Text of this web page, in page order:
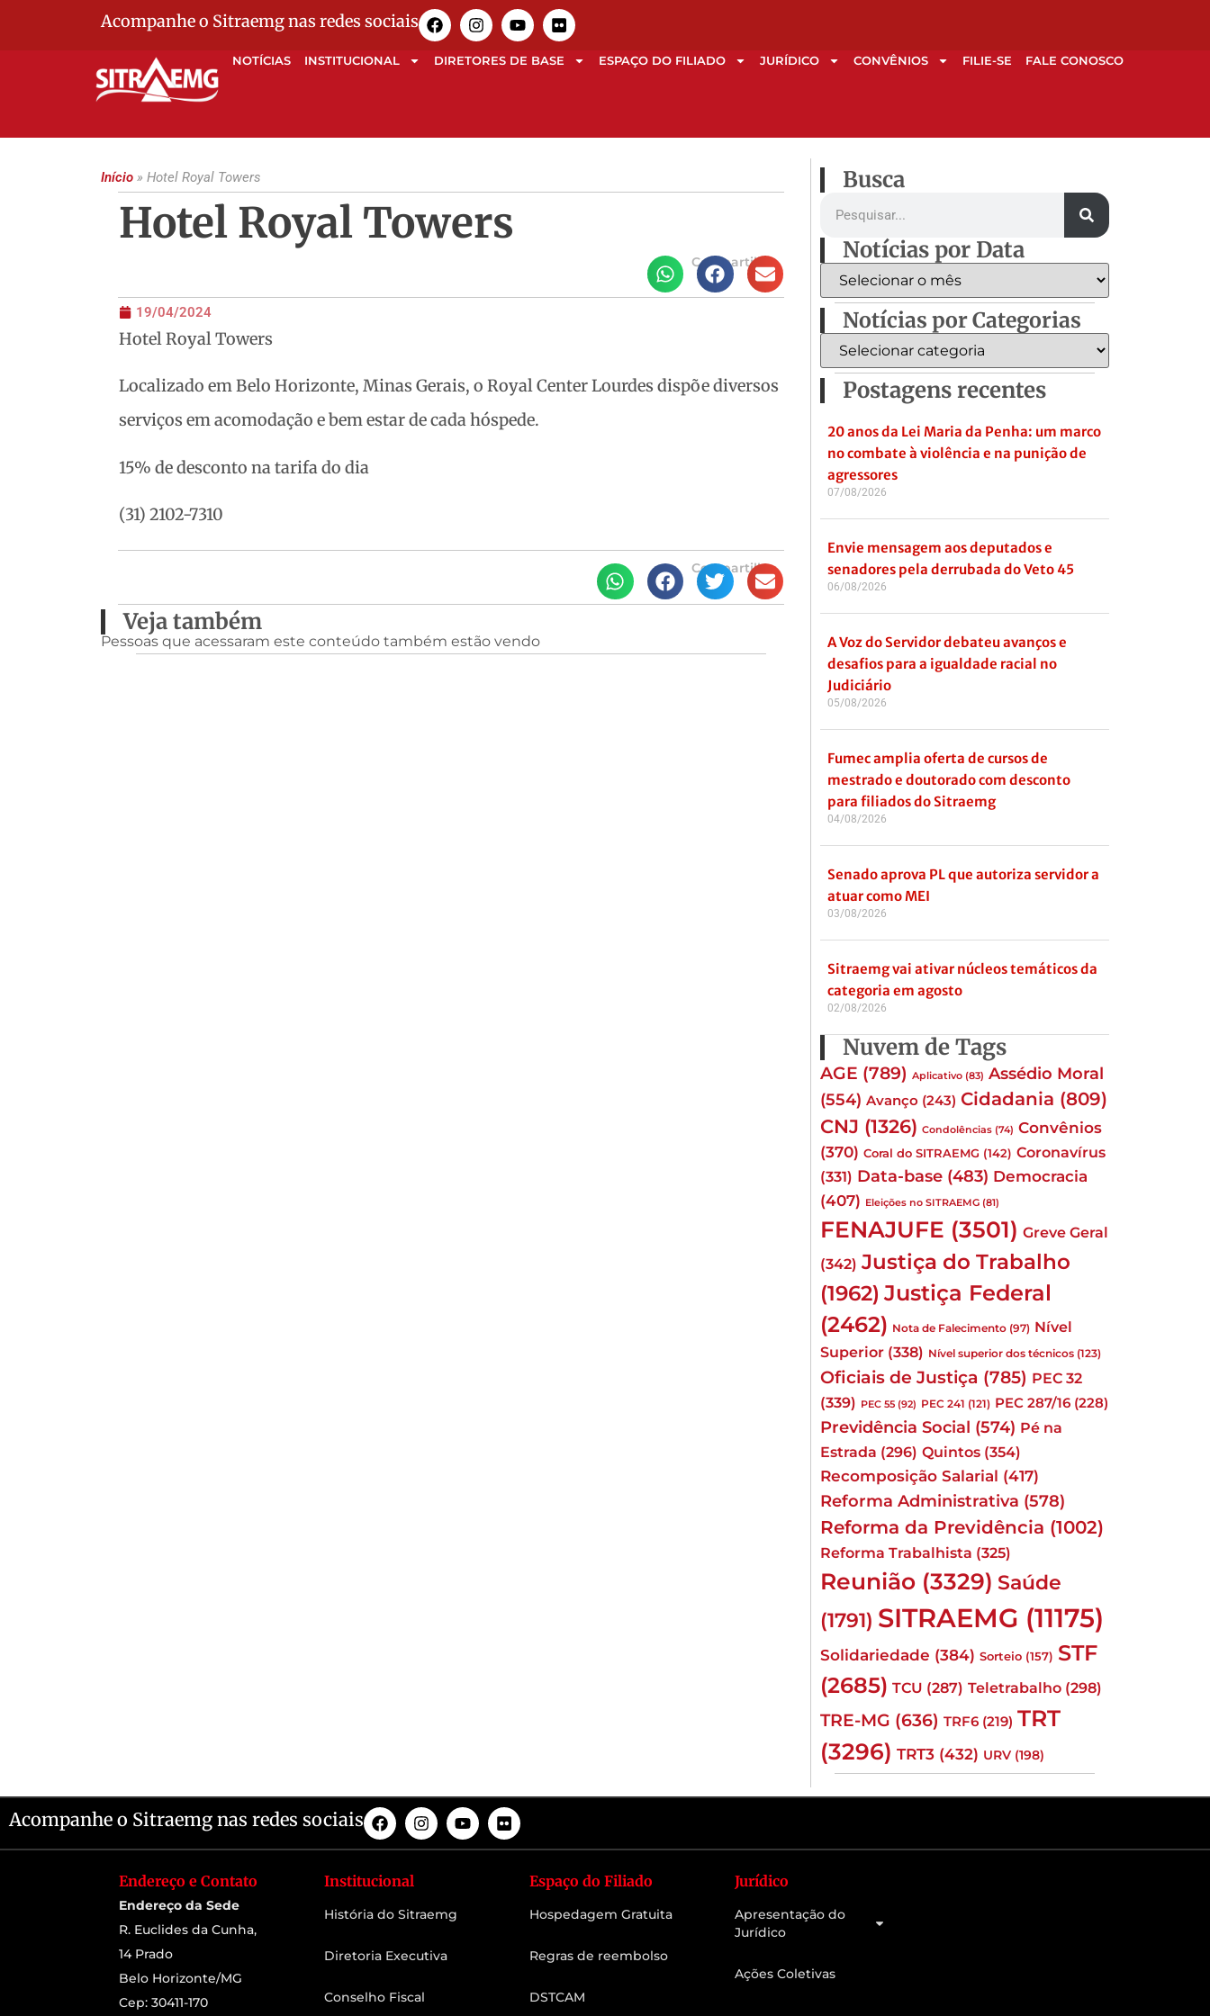
Acompanhe o Sitraemg nas redes sociais
NOTÍCIAS INSTITUCIONAL DIRETORES DE BASE ESPAÇO DO FILIADO JURÍDICO CONVÊNIOS FILIE-SE FALE CONOSCO
Início » Hotel Royal Towers
Hotel Royal Towers
Compartilhe
19/04/2024
Hotel Royal Towers
Localizado em Belo Horizonte, Minas Gerais, o Royal Center Lourdes dispõe diversos
serviços em acomodação e bem estar de cada hóspede.
15% de desconto na tarifa do dia
(31) 2102-7310
Compartilhe
Veja também
Pessoas que acessaram este conteúdo também estão vendo
Busca
Notícias por Data
Notícias por Categorias
Postagens recentes
20 anos da Lei Maria da Penha: um marco
no combate à violência e na punição de
agressores
07/08/2026
Envie mensagem aos deputados e
senadores pela derrubada do Veto 45
06/08/2026
A Voz do Servidor debateu avanços e
desafios para a igualdade racial no
Judiciário
05/08/2026
Fumec amplia oferta de cursos de
mestrado e doutorado com desconto
para filiados do Sitraemg
04/08/2026
Senado aprova PL que autoriza servidor a
atuar como MEI
03/08/2026
Sitraemg vai ativar núcleos temáticos da
categoria em agosto
02/08/2026
Nuvem de Tags
AGE (789) Aplicativo (83) Assédio Moral
(554) Avanço (243) Cidadania (809)
CNJ (1326) Condolências (74) Convênios
(370) Coral do SITRAEMG (142) Coronavírus
(331) Data-base (483) Democracia
(407) Eleições no SITRAEMG (81)
FENAJUFE (3501) Greve Geral
(342) Justiça do Trabalho
(1962) Justiça Federal
(2462) Nota de Falecimento (97) Nível
Superior (338) Nível superior dos técnicos (123)
Oficiais de Justiça (785) PEC 32
(339) PEC 55 (92) PEC 241 (121) PEC 287/16 (228)
Previdência Social (574) Pé na
Estrada (296) Quintos (354)
Recomposição Salarial (417)
Reforma Administrativa (578)
Reforma da Previdência (1002)
Reforma Trabalhista (325)
Reunião (3329) Saúde
(1791) SITRAEMG (11175)
Solidariedade (384) Sorteio (157) STF
(2685) TCU (287) Teletrabalho (298)
TRE-MG (636) TRF6 (219) TRT
(3296) TRT3 (432) URV (198)
Acompanhe o Sitraemg nas redes sociais
Endereço e Contato
Endereço da Sede
R. Euclides da Cunha,
14 Prado
Belo Horizonte/MG
Cep: 30411-170
Institucional
História do Sitraemg
Diretoria Executiva
Conselho Fiscal
Espaço do Filiado
Hospedagem Gratuita
Regras de reembolso
DSTCAM
Jurídico
Apresentação do
Jurídico
Ações Coletivas